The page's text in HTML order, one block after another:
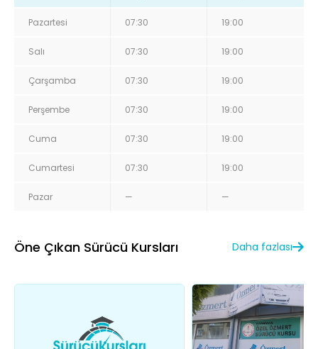
Pazartesi 07:30 19:00
Salı 07:30 19:00
Çarşamba 07:30 19:00
Perşembe 07:30 19:00
Cuma 07:30 19:00
Cumartesi 07:30 19:00
Pazar — —
Öne Çıkan Sürücü Kursları Daha fazlası